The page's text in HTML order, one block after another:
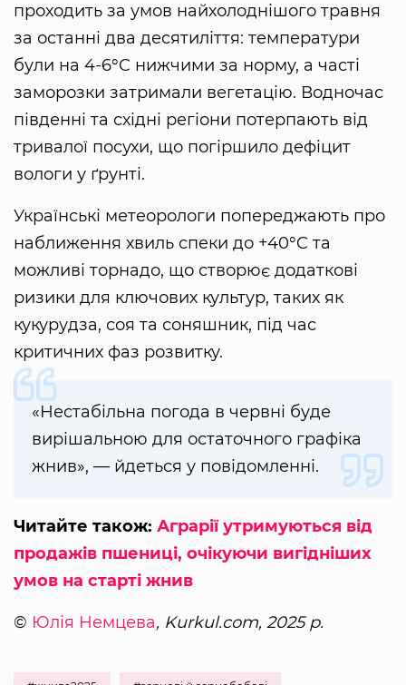
проходить за умов найхолоднішого травня
за останні два десятиліття: температури
були на 4-6°C нижчими за норму, а часті
заморозки затримали вегетацію. Водночас
південні та східні регіони потерпають від
тривалої посухи, що погіршило дефіцит
вологи у ґрунті.
Українські метеорологи попереджають про
наближення хвиль спеки до +40°C та
можливі торнадо, що створює додаткові
ризики для ключових культур, таких як
кукурудза, соя та соняшник, під час
критичних фаз розвитку.
«Нестабільна погода в червні буде
вирішальною для остаточного графіка
жнив», — йдеться у повідомленні.
Читайте також: Аграрії утримуються від
продажів пшениці, очікуючи вигідніших
умов на старті жнив
© Юлія Немцева, Kurkul.com, 2025 р.